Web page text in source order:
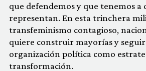
que defendemos y que tenemos a
representan. En esta trinchera
transfeminismo contagioso,
quiere construir mayorías y
organización política como
transformación.